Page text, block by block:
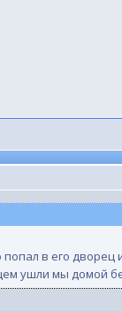
в его
ушли мы домой